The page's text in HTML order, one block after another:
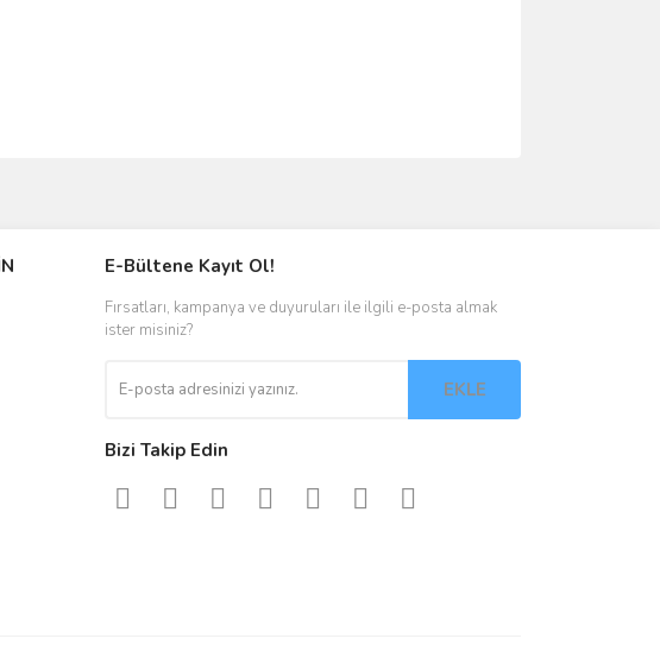
E-Bültene Kayıt Ol!
Fırsatları, kampanya ve duyuruları ile ilgili e-posta almak
ister misiniz?
EKLE
Bizi Takip Edin